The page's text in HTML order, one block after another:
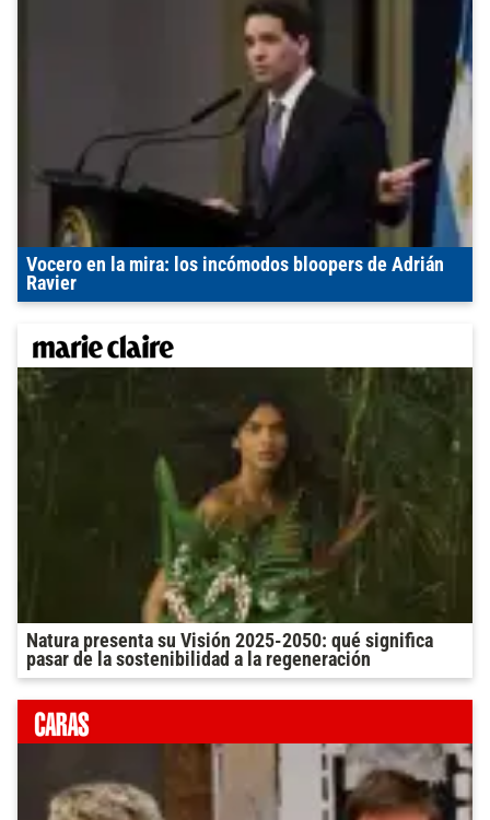
Vocero en la mira: los incómodos bloopers de Adrián
Ravier
Natura presenta su Visión 2025-2050: qué significa
pasar de la sostenibilidad a la regeneración